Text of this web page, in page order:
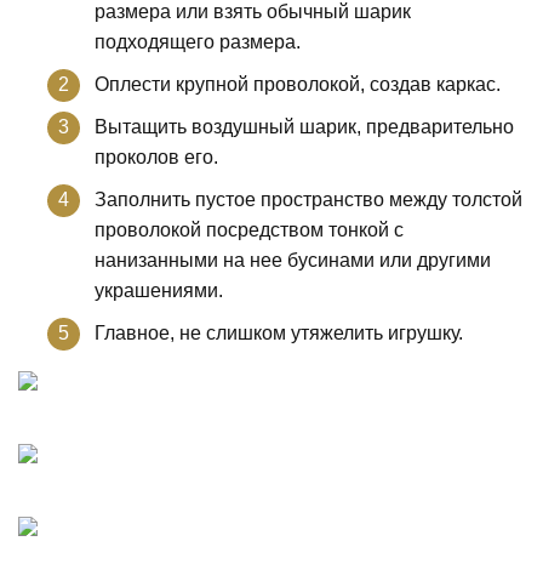
размера или взять обычный шарик
подходящего размера.
Оплести крупной проволокой, создав каркас.
Вытащить воздушный шарик, предварительно
проколов его.
Заполнить пустое пространство между толстой
проволокой посредством тонкой с
нанизанными на нее бусинами или другими
украшениями.
Главное, не слишком утяжелить игрушку.